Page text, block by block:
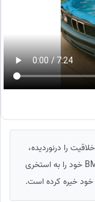
را درنوردیده،
جوانی خوش‌ذوق با ابتکاری کم‌نظیر خودروی BMW خود را به استخری
خود خیره کرده است.